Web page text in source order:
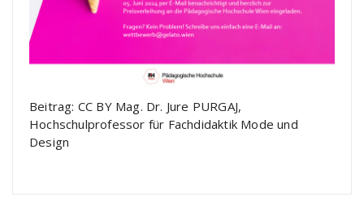
Beitrag: CC BY Mag. Dr. Jure PURGAJ,
Hochschulprofessor für Fachdidaktik Mode und
Design